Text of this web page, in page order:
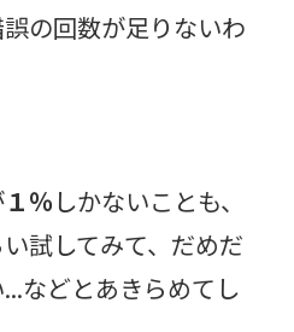
の回数が足りないわ
１％ しかないことも、
試してみて、だめだ
などとあきらめてし